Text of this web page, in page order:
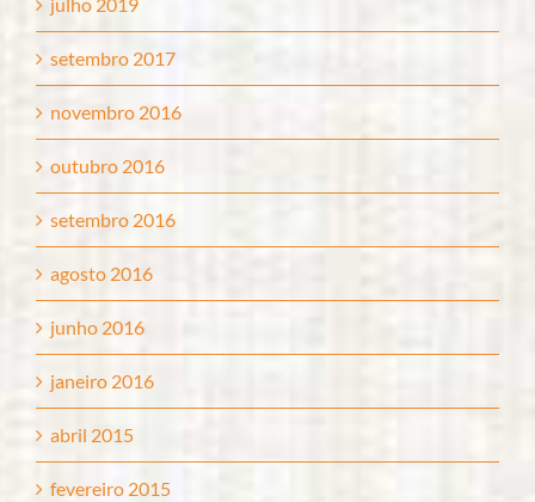
setembro 2017
novembro 2016
outubro 2016
setembro 2016
agosto 2016
junho 2016
janeiro 2016
abril 2015
fevereiro 2015